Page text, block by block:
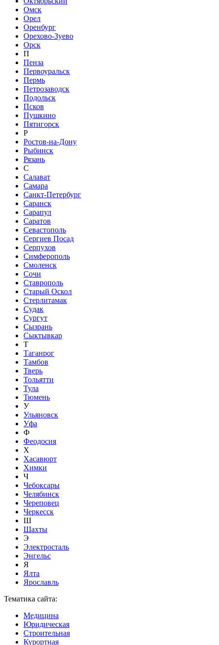
Омск
Орел
Оренбург
Орехово-Зуево
Орск
П
Пенза
Первоуральск
Пермь
Петрозаводск
Подольск
Псков
Пушкино
Пятигорск
Р
Ростов-на-Дону
Рыбинск
Рязань
С
Салават
Самара
Санкт-Петербург
Саранск
Сарапул
Саратов
Севастополь
Сергиев Посад
Серпухов
Симферополь
Смоленск
Сочи
Ставрополь
Старый Оскол
Стерлитамак
Судак
Сургут
Сызрань
Сыктывкар
Т
Таганрог
Тамбов
Тверь
Тольятти
Тула
Тюмень
У
Ульяновск
Уфа
Ф
Феодосия
Х
Хасавюрт
Химки
Ч
Чебоксары
Челябинск
Череповец
Черкесск
Ш
Шахты
Э
Электросталь
Энгельс
Я
Ялта
Ярославль
Тематика сайта:
Медицина
Юридическая
Строительная
Курортная